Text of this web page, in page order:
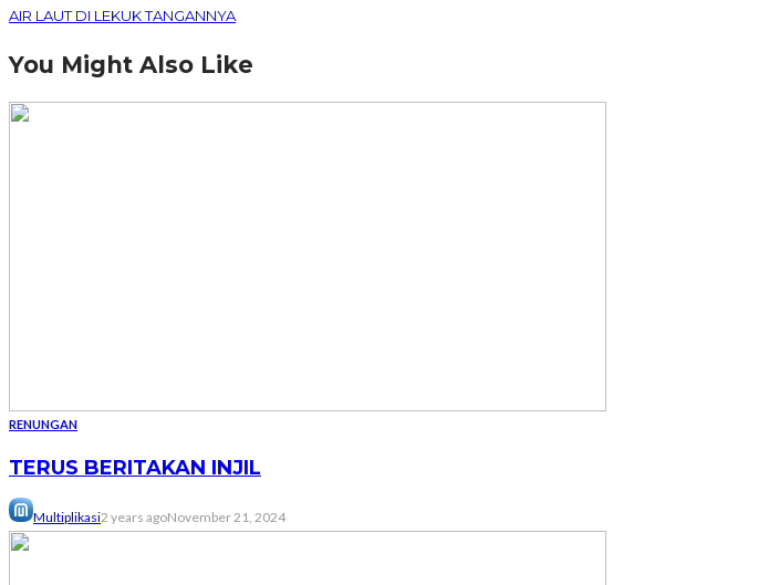
AIR LAUT DI LEKUK TANGANNYA
You Might Also Like
RENUNGAN
TERUS BERITAKAN INJIL
Multiplikasi2 years agoNovember 21, 2024